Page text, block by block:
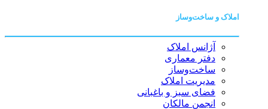
املاک و ساخت‌وساز
آژانس املاک
دفتر معماری
ساخت‌وساز
مدیریت املاک
فضای سبز و باغبانی
انجمن مالکان